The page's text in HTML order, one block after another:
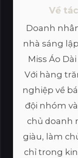
Về
Doanh
nhà sáng
Miss Áo
Với hàng
nghiệp về
đội nhóm
chủ doanh
giàu, làm
chỉ trong